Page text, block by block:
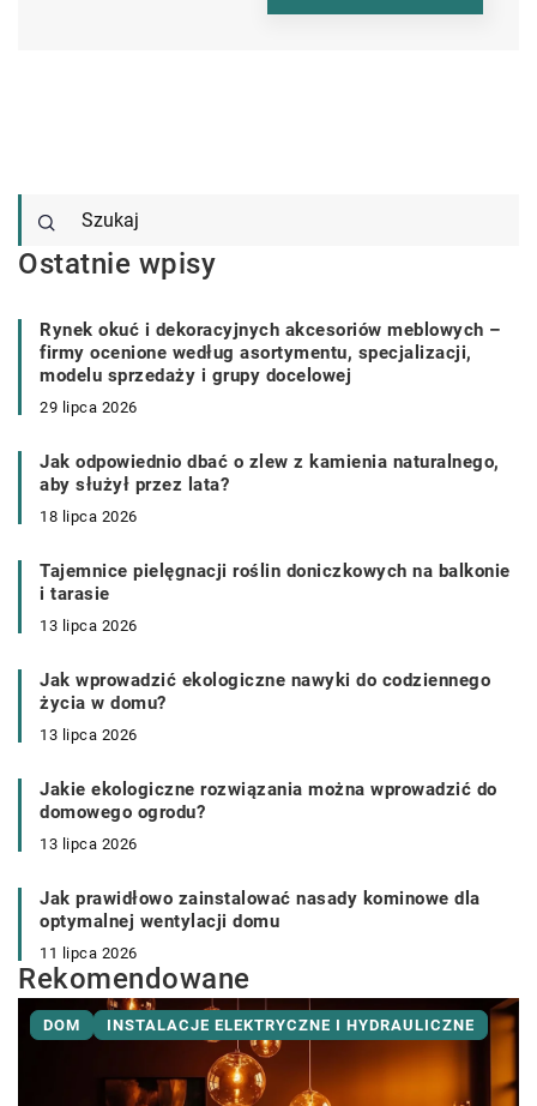
Ostatnie wpisy
Rynek okuć i dekoracyjnych akcesoriów meblowych –
firmy ocenione według asortymentu, specjalizacji,
modelu sprzedaży i grupy docelowej
29 lipca 2026
Jak odpowiednio dbać o zlew z kamienia naturalnego,
aby służył przez lata?
18 lipca 2026
Tajemnice pielęgnacji roślin doniczkowych na balkonie
i tarasie
13 lipca 2026
Jak wprowadzić ekologiczne nawyki do codziennego
życia w domu?
13 lipca 2026
Jakie ekologiczne rozwiązania można wprowadzić do
domowego ogrodu?
13 lipca 2026
Jak prawidłowo zainstalować nasady kominowe dla
optymalnej wentylacji domu
11 lipca 2026
Rekomendowane
DOM INSTALACJE ELEKTRYCZNE I HYDRAULICZNE